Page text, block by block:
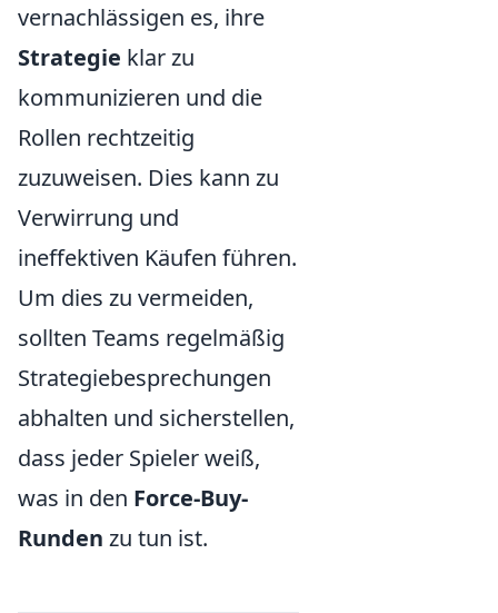
vernachlässigen es, ihre
Strategie klar zu
kommunizieren und die
Rollen rechtzeitig
zuzuweisen. Dies kann zu
Verwirrung und
ineffektiven Käufen führen.
Um dies zu vermeiden,
sollten Teams regelmäßig
Strategiebesprechungen
abhalten und sicherstellen,
dass jeder Spieler weiß,
was in den Force-Buy-
Runden zu tun ist.